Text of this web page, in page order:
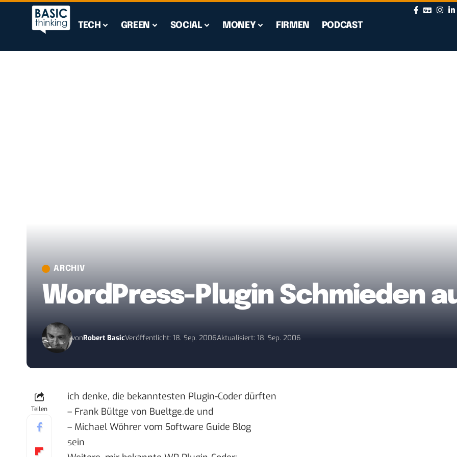
TECH GREEN SOCIAL MONEY FIRMEN PODCAST
ARCHIV
WordPress-Plugin Schmieden
vonRobert BasicVeröffentlicht: 18. Sep. 2006Aktualisiert: 18. Sep. 2006
Teilen
ich denke, die bekanntesten Plugin-Coder dürften
– Frank Bültge von Bueltge.de und
– Michael Wöhrer vom Software Guide Blog
sein